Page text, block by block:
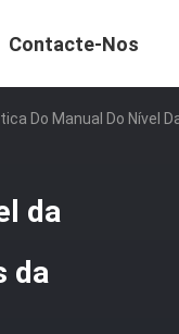
Contacte-Nos
Do Manual Do Nível
da
da